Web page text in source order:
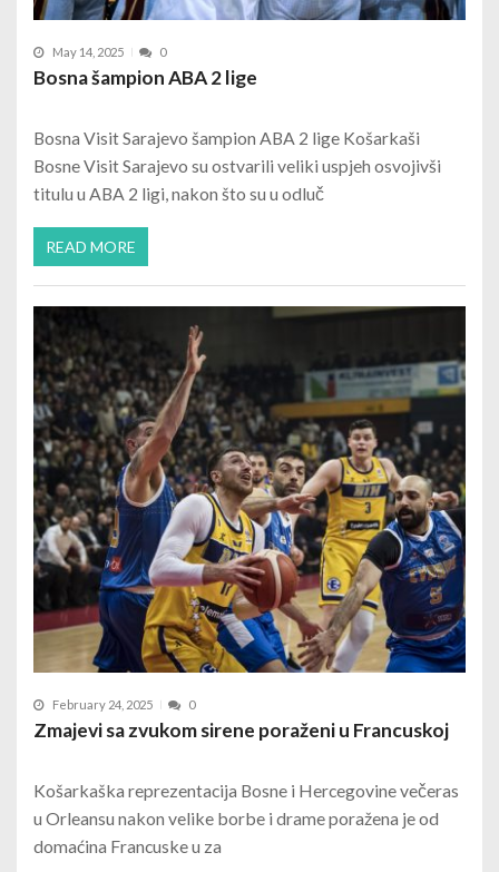
May 14, 2025 0
Bosna šampion ABA 2 lige
Bosna Visit Sarajevo šampion ABA 2 lige Košarkaši
Bosne Visit Sarajevo su ostvarili veliki uspjeh osvojivši
titulu u ABA 2 ligi, nakon što su u odluč
READ MORE
February 24, 2025 0
Zmajevi sa zvukom sirene poraženi u Francuskoj
Košarkaška reprezentacija Bosne i Hercegovine večeras
u Orleansu nakon velike borbe i drame poražena je od
domaćina Francuske u za